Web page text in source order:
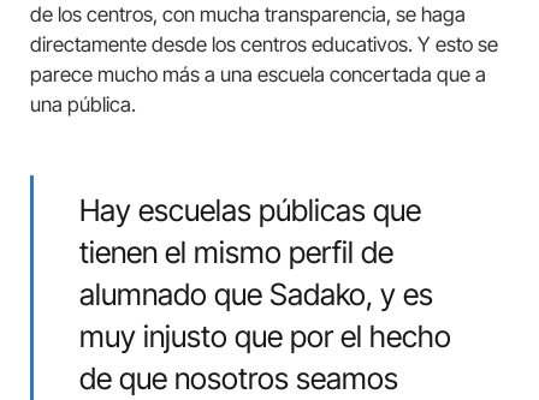
de los centros, con mucha transparencia, se haga
directamente desde los centros educativos. Y esto se
parece mucho más a una escuela concertada que a
una pública.
Hay escuelas públicas que
tienen el mismo perfil de
alumnado que Sadako, y es
muy injusto que por el hecho
de que nosotros seamos